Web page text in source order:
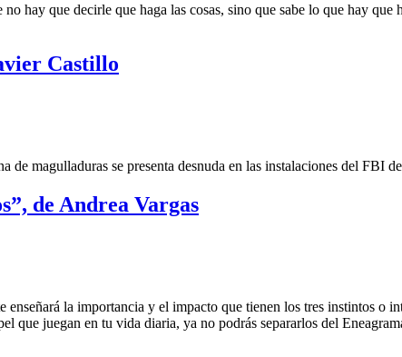
hay que decirle que haga las cosas, sino que sabe lo que hay que
Castillo
de magulladuras se presenta desnuda en las instalaciones del FBI
de Andrea Vargas
enseñará la importancia y el impacto que tienen los tres instintos
que juegan en tu vida diaria, ya no podrás separarlos del